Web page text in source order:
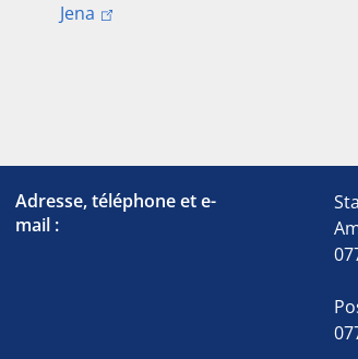
Jena
Adresse, téléphone et e-
mail :